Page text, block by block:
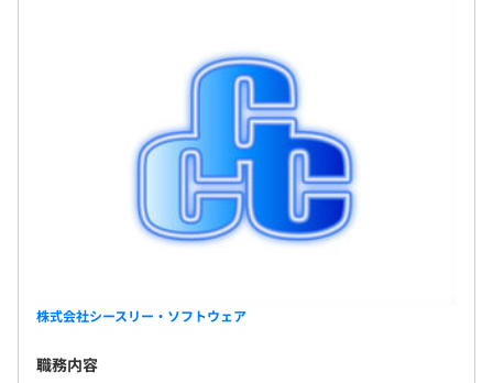
株式会社シースリー・ソフトウェア
職務内容